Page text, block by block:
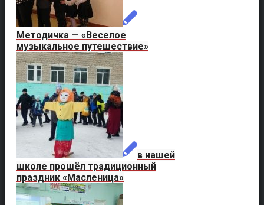
Методичка — «Веселое
музыкальное путешествие»
в нашей
школе прошёл традиционный
праздник «Масленица»